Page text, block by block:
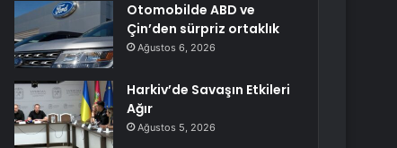
Otomobilde ABD ve
Çin’den sürpriz ortaklık
Ağustos 6, 2026
Harkiv’de Savaşın Etkileri
Ağır
Ağustos 5, 2026